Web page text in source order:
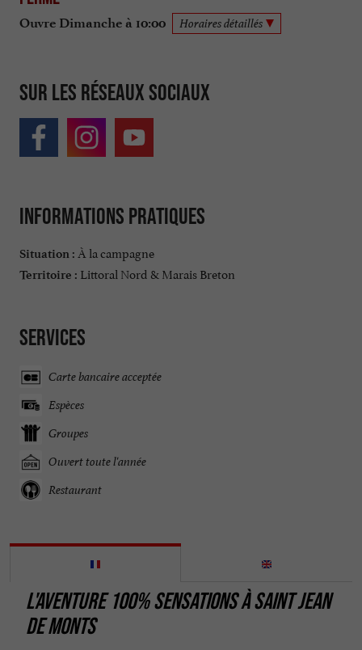
Ouvre Dimanche à 10:00 Horaires détaillés
Sur les réseaux sociaux
Informations pratiques
Situation : À la campagne
Territoire : Littoral Nord & Marais Breton
Services
Carte bancaire acceptée
Espèces
Groupes
Ouvert toute l'année
Restaurant
L'AVENTURE 100% SENSATIONS À SAINT JEAN
DE MONTS